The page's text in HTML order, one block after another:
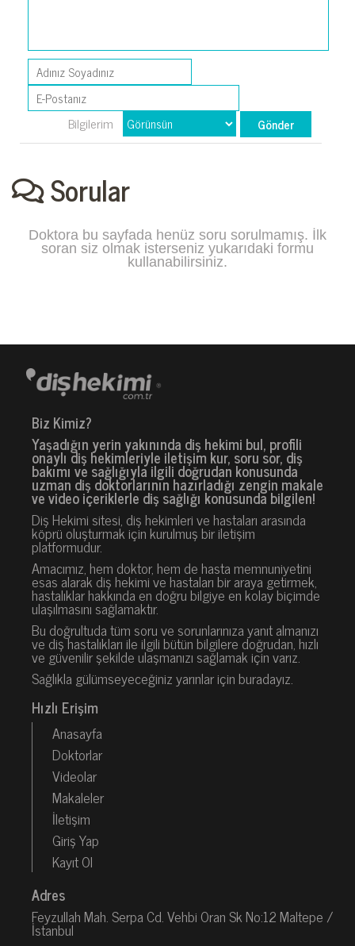
Bilgilerim
Sorular
Doktora bu sayfada henüz soru sorulmamış. İlk
soran siz olmak isterseniz yukarıdaki formu
kullanabilirsiniz.
Biz Kimiz?
Yaşadığın yerin yakınında diş hekimi bul, profili
onaylı diş hekimleriyle iletişim kur, soru sor, diş
bakımı ve sağlığıyla ilgili doğrudan konusunda
uzman diş doktorlarının hazırladığı zengin makale
ve video içeriklerle diş sağlığı konusunda bilgilen!
Diş Hekimi sitesi, diş hekimleri ve hastaları arasında
köprü oluşturmak için kurulmuş bir iletişim
platformudur.
Amacımız, hem doktor, hem de hasta memnuniyetini
esas alarak diş hekimi ve hastaları bir araya getirmek,
hastalıklar hakkında en doğru bilgiye en kolay biçimde
ulaşılmasını sağlamaktır.
Bu doğrultuda tüm soru ve sorunlarınıza yanıt almanızı
ve diş hastalıkları ile ilgili bütün bilgilere doğrudan, hızlı
ve güvenilir şekilde ulaşmanızı sağlamak için varız.
Sağlıkla gülümseyeceğiniz yarınlar için buradayız.
Hızlı Erişim
Anasayfa
Doktorlar
Videolar
Makaleler
İletişim
Giriş Yap
Kayıt Ol
Adres
Feyzullah Mah. Serpa Cd. Vehbi Oran Sk No:12 Maltepe /
İstanbul